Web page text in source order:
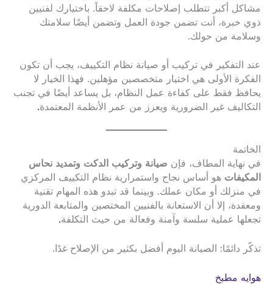
مشاكل أكبر تتطلب إصلاحات مكلفة لاحقاً. باختيارك لفنيين
ذوي خبرة، أنت تضمن جودة العمل وتضمن أيضًا سلامتك
وسلامة من حولك.
عند التفكير في تركيب أو صيانة نظام التكييف، يجب أن تكون
الفكرة الأولى هي اختيار متخصصين مؤهلين. فهذا الخيار لا
يحافظ فقط على كفاءة عمل النظام، بل يساعد أيضًا في تجنب
التكاليف غير الضرورية ويعزز من عمر الأنظمة المعتمدة.
الخاتمة
في نهاية المطاف، فإن صيانة وتركيب الدكت وتمديد نحاس
المكيفات هو أساس نجاح واستمرارية نظام التكييف المركزي
في منزلك أو مكان عملك. وبينما قد تبدو هذه المهام تقنية
ومعقدة، إلا أن الاستعانة بالفنيين المختصين والمتابعة الدورية
تجعلها عملية سلسة وآمنة وفعالة من حيث التكلفة.
تذكّر دائمًا: الصيانة اليوم أفضل بكثير من الإصلاح غدًا.
هوايه مطبخ